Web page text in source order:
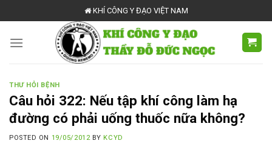
to
content
KHÍ CÔNG Y ĐẠO VIỆT NAM
THƯ HỎI BỆNH
Câu hỏi 322: Nếu tập khí công làm hạ
đường có phải uống thuốc nữa không?
POSTED ON 19/05/2012BY KCYD